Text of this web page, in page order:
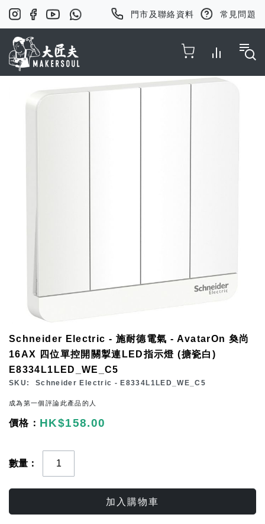
門市及聯絡資料 常見問題
Schneider Electric - 施耐德電氣 - AvatarOn 奐尚
16AX 四位單控開關掣連LED指示燈 (搪瓷白)
E8334L1LED_WE_C5
SKU Schneider Electric - E8334L1LED_WE_C5
成為第一個評論此產品的人
HK$158.00
數量
加入購物車
the
images